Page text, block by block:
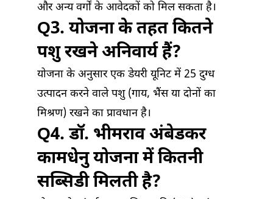
और अन्य वर्गों के आवेदकों को मिल सकता है।
Q3. योजना के तहत कितने
पशु रखने अनिवार्य हैं?
योजना के अनुसार एक डेयरी यूनिट में 25 दुग्ध
उत्पादन करने वाले पशु (गाय, भैंस या दोनों का
मिश्रण) रखने का प्रावधान है।
Q4. डॉ. भीमराव अंबेडकर
कामधेनु योजना में कितनी
सब्सिडी मिलती है?